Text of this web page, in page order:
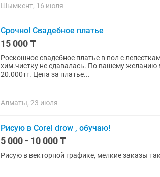
Шымкент, 16 июля
Срочно! Свадебное платье
15 000 ₸
Роскошное свадебное платье в пол с
хим.чистку не сдавалась. По вашему желанию
20.000тг. Цена за платье...
Алматы, 23 июля
Рисую в Corel drow , обучаю!
5 000 - 10 000 ₸
Рисую в векторной графике, мелкие заказы